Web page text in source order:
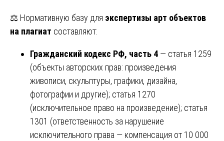
⚖️ Нормативную базу для экспертизы арт объектов
на плагиат составляют:
Гражданский кодекс РФ, часть 4 — статья 1259
(объекты авторских прав: произведения
живописи, скульптуры, графики, дизайна,
фотографии и другие); статья 1270
(исключительное право на произведение); статья
1301 (ответственность за нарушение
исключительного права — компенсация от 10 000